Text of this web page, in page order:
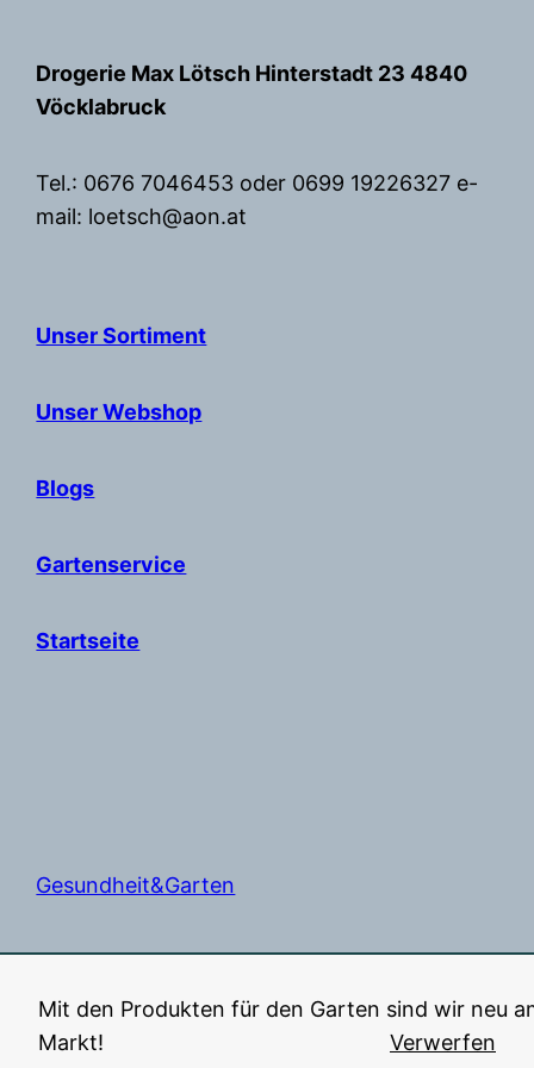
Mit den Produkten für den Garten sind wir neu
Markt!
Verwerfen
springen
Drogerie Max Lötsch Hinterstadt 23 4840
Vöcklabruck
Tel.: 0676 7046453 oder 0699 19226327 e-
mail: loetsch@aon.at
Unser Sortiment
Unser Webshop
Blogs
Gartenservice
Startseite
Gesundheit&Garten
Stolz präsentiert vonWordPress